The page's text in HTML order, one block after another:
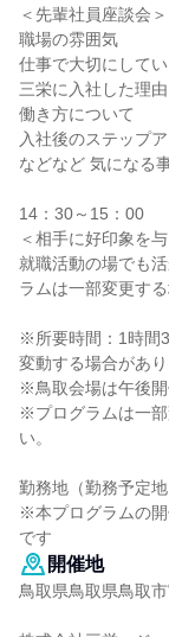
＜先輩社員座談会＞
職場の雰囲気
仕事で大切にしてい
三栄に入社した理由
働き方について
入社後のステップ
などなど 気になる
14：30～15：00
＜相手に好印象を
就職活動の場でも
ラムは一部変更す
※所要時間：1時間
変動する場合があり
※鳥取会場は午後開
※プログラムは一
い。
勤務地（勤務予定
※本プログラムの
です
開催地
鳥取県鳥取県鳥取